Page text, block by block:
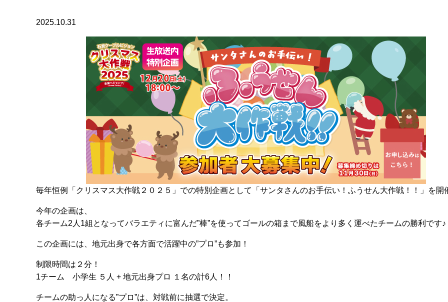
2025.10.31
毎年恒例「クリスマス大作戦２０２５」での特別企画として「サンタさんのお手伝い！ふうせん大作戦！！」を開
今年の企画は、
各チーム2人1組となってバラエティに富んだ”棒”を使ってゴールの箱まで風船をより多く運べたチームの勝利です♪
この企画には、地元出身で各方面で活躍中の”プロ”も参加！
制限時間は２分！
1チーム 小学生 ５人 + 地元出身プロ １名の計6人！！
チームの助っ人になる”プロ”は、対戦前に抽選で決定。